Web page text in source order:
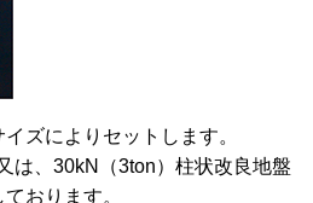
ズによりセットします。
は、30kN（3ton）柱状改良地盤
おります。